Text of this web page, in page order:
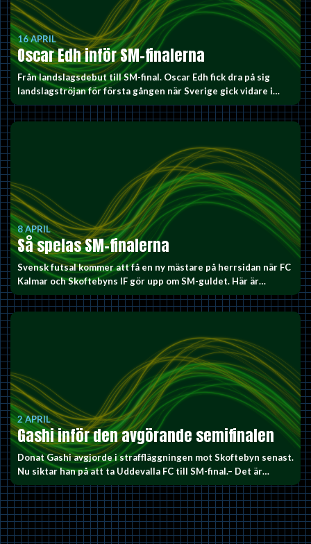
16 APRIL
Oscar Edh inför SM-finalerna
Från landslagsdebut till SM-final. Oscar Edh fick dra på sig
landslagströjan för första gången när Sverige gick vidare i…
8 APRIL
Så spelas SM-finalerna
Svensk futsal kommer att få en ny mästare på herrsidan när FC
Kalmar och Skoftebyns IF gör upp om SM-guldet. Här är…
2 APRIL
Gashi inför den avgörande semifinalen
Donat Gashi avgjorde i straffläggningen mot Skoftebyn senast.
Nu siktar han på att ta Uddevalla FC till SM-final.– Det är…